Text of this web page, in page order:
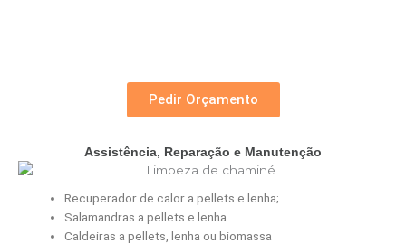
Pedir Orçamento
Assistência, Reparação e Manutenção
Recuperador de calor a pellets e lenha;
Salamandras a pellets e lenha
Caldeiras a pellets, lenha ou biomassa